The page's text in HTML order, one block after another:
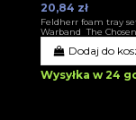
20,84 zł
Feldherr foam tray
Warband The
Dodaj do
Wysyłka w 24